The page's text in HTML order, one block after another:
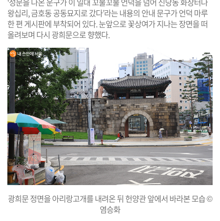
왕십리, 금호동 공동묘지로 갔다’라는 내용의 안내 문구가 언덕 마루
한 편 게시판에 부착되어 있다. 눈앞으로 꽃상여가 지나는 장면을 떠
올려보며 다시 광희문으로 향했다.
광희문 정면을 아리랑고개를 내려온 뒤 헌양관 앞에서 바라본 모습 ©
염승화